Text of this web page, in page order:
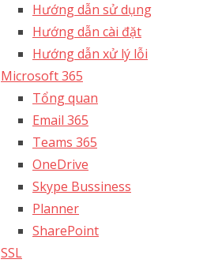
Hướng dẫn sử dụng
Hướng dẫn cài đặt
Hướng dẫn xử lý lỗi
Microsoft 365
Tổng quan
Email 365
Teams 365
OneDrive
Skype Bussiness
Planner
SharePoint
SSL